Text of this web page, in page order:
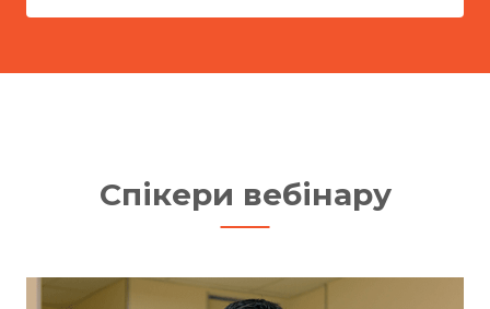
Спікери вебінару